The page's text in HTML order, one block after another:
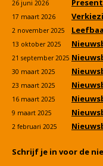
26 juni 2026
17 maart 2026
2 november 2025
13 oktober 2025
21 september 2025
30 maart 2025
23 maart 2025
16 maart 2025
9 maart 2025
2 februari 2025
Schrijf je in voor de